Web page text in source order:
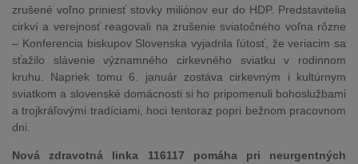
zrušené voľno priniesť stovky miliónov eur do HDP. Predstavitelia
cirkví a verejnosť reagovali na zrušenie sviatočného voľna rôzne
– Konferencia biskupov Slovenska vyjadrila ľútosť, že veriacim sa
sťažilo slávenie významného cirkevného sviatku v rodinnom
kruhu. Napriek tomu 6. január zostáva cirkevným i kultúrnym
sviatkom a slovenské domácnosti si ho pripomenuli bohoslužbami
a trojkráľovými tradíciami, hoci tentoraz popri bežnom pracovnom
dni.
Nová zdravotná linka 116117 pomáha pri neurgentných